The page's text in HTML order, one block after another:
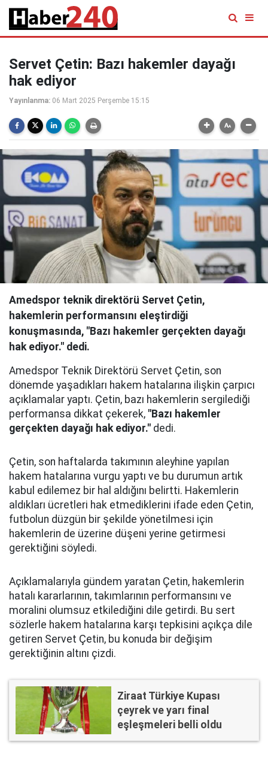
Servet Çetin: Bazı hakemler dayağı
hak ediyor
Yayınlanma: 06 Mart 2025 Perşembe 15:15
Amedspor teknik direktörü Servet Çetin,
hakemlerin performansını eleştirdiği
konuşmasında, "Bazı hakemler gerçekten dayağı
hak ediyor." dedi.
Amedspor Teknik Direktörü Servet Çetin, son
dönemde yaşadıkları hakem hatalarına ilişkin çarpıcı
açıklamalar yaptı. Çetin, bazı hakemlerin sergilediği
performansa dikkat çekerek, "Bazı hakemler
gerçekten dayağı hak ediyor." dedi.
Çetin, son haftalarda takımının aleyhine yapılan
hakem hatalarına vurgu yaptı ve bu durumun artık
kabul edilemez bir hal aldığını belirtti. Hakemlerin
aldıkları ücretleri hak etmediklerini ifade eden Çetin,
futbolun düzgün bir şekilde yönetilmesi için
hakemlerin de üzerine düşeni yerine getirmesi
gerektiğini söyledi.
Açıklamalarıyla gündem yaratan Çetin, hakemlerin
hatalı kararlarının, takımlarının performansını ve
moralini olumsuz etkilediğini dile getirdi. Bu sert
sözlerle hakem hatalarına karşı tepkisini açıkça dile
getiren Servet Çetin, bu konuda bir değişim
gerektiğinin altını çizdi.
Ziraat Türkiye Kupası
çeyrek ve yarı final
eşleşmeleri belli oldu